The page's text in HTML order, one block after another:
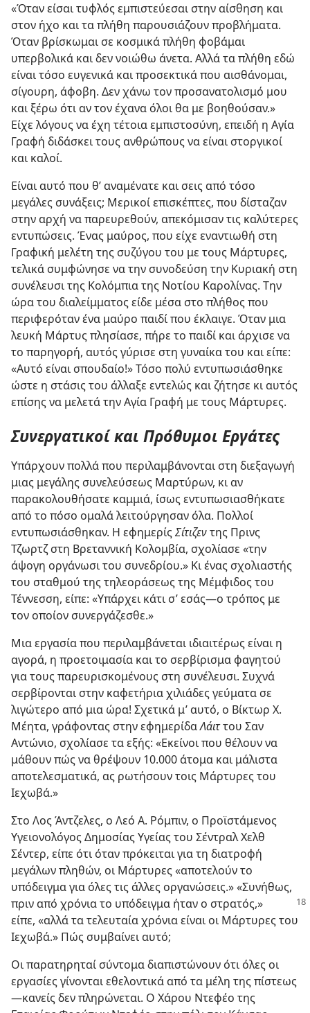
«Όταν είσαι τυφλός εμπιστεύεσαι στην αίσθηση και
στον ήχο και τα πλήθη παρουσιάζουν προβλήματα.
Όταν βρίσκωμαι σε κοσμικά πλήθη φοβάμαι
υπερβολικά και δεν νοιώθω άνετα. Αλλά τα πλήθη εδώ
είναι τόσο ευγενικά και προσεκτικά που αισθάνομαι,
σίγουρη, άφοβη. Δεν χάνω τον προσανατολισμό μου
και ξέρω ότι αν τον έχανα όλοι θα με βοηθούσαν.»
Είχε λόγους να έχη τέτοια εμπιστοσύνη, επειδή η Αγία
Γραφή διδάσκει τους ανθρώπους να είναι στοργικοί
και καλοί.
Είναι αυτό που θ’ αναμένατε και σεις από τόσο
μεγάλες συνάξεις; Μερικοί επισκέπτες, που δίσταζαν
στην αρχή να παρευρεθούν, απεκόμισαν τις καλύτερες
εντυπώσεις. Ένας μαύρος, που είχε εναντιωθή στη
Γραφική μελέτη της συζύγου του με τους Μάρτυρες,
τελικά συμφώνησε να την συνοδεύση την Κυριακή στη
συνέλευσι της Κολόμπια της Νοτίου Καρολίνας. Την
ώρα του διαλείμματος είδε μέσα στο πλήθος που
περιφερόταν ένα μαύρο παιδί που έκλαιγε. Όταν μια
λευκή Μάρτυς πλησίασε, πήρε το παιδί και άρχισε να
το παρηγορή, αυτός γύρισε στη γυναίκα του και είπε:
«Αυτό είναι σπουδαίο!» Τόσο πολύ εντυπωσιάσθηκε
ώστε η στάσις του άλλαξε εντελώς και ζήτησε κι αυτός
επίσης να μελετά την Αγία Γραφή με τους Μάρτυρες.
Συνεργατικοί και Πρόθυμοι Εργάτες
Υπάρχουν πολλά που περιλαμβάνονται στη διεξαγωγή
μιας μεγάλης συνελεύσεως Μαρτύρων, κι αν
παρακολουθήσατε καμμιά, ίσως εντυπωσιασθήκατε
από το πόσο ομαλά λειτούργησαν όλα. Πολλοί
εντυπωσιάσθηκαν. Η εφημερίςΣίτιζεντης Πρινς
Τζωρτζ στη Βρεταννική Κολομβία, σχολίασε «την
άψογη οργάνωσι του συνεδρίου.» Κι ένας σχολιαστής
του σταθμού της τηλεοράσεως της Μέμφιδος του
Τέννεσση, είπε: «Υπάρχει κάτι σ’ εσάς—ο τρόπος με
τον οποίον συνεργάζεσθε.»
Μια εργασία που περιλαμβάνεται ιδιαιτέρως είναι η
αγορά, η προετοιμασία και το σερβίρισμα φαγητού
για τους παρευρισκομένους στη συνέλευσι. Συχνά
σερβίρονται στην καφετήρια χιλιάδες γεύματα σε
λιγώτερο από μια ώρα! Σχετικά μ’ αυτό, ο Βίκτωρ Χ.
Μέητα, γράφοντας στην εφημερίδαΛάιττου Σαν
Αντώνιο, σχολίασε τα εξής: «Εκείνοι που θέλουν να
μάθουν πώς να θρέψουν 10.000 άτομα και μάλιστα
αποτελεσματικά, ας ρωτήσουν τοις Μάρτυρες του
Ιεχωβά.»
Στο Λος Άντζελες, ο Λεό Α. Ρόμπιν, ο Προϊστάμενος
Υγειονολόγος Δημοσίας Υγείας του Σέντραλ Χελθ
Σέντερ, είπε ότι όταν πρόκειται για τη διατροφή
μεγάλων πληθών, οι Μάρτυρες «αποτελούν το
υπόδειγμα για όλες τις άλλες οργανώσεις.» «Συνήθως,
πριν από χρόνιατο υπόδειγμα ήταν ο στρατός,»
είπε, «αλλά τα τελευταία χρόνια είναι οι Μάρτυρες του
Ιεχωβά.» Πώς συμβαίνει αυτό;
Οι παρατηρηταί σύντομα διαπιστώνουν ότι όλες οι
εργασίες γίνονται εθελοντικά από τα μέλη της πίστεως
—κανείς δεν πληρώνεται. Ο Χάρου Ντεφέο της